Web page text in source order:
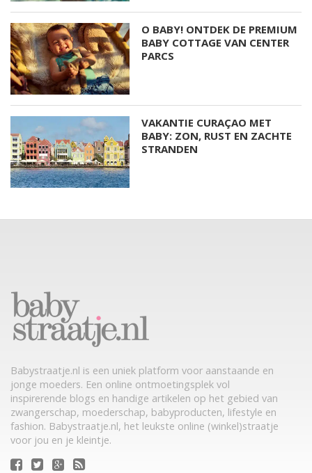
O BABY! ONTDEK DE PREMIUM
BABY COTTAGE VAN CENTER
PARCS
VAKANTIE CURAÇAO MET
BABY: ZON, RUST EN ZACHTE
STRANDEN
Babystraatje.nl is een uniek platform voor aanstaande en
jonge moeders. Een online ontmoetingsplek vol
inspirerende blogs en handige artikelen op het gebied van
zwangerschap, moederschap, babyproducten, lifestyle en
fashion. Babystraatje.nl, het leukste online (winkel)straatje
voor jou en je kleintje.